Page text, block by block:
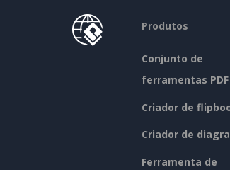
Produtos
Conjunto de
ferramentas PDF
Criador de
Criador de
Ferramenta de